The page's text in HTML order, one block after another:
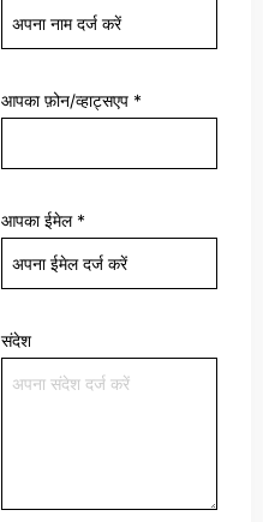
आपका फ़ोन/व्हाट्सएप *
आपका ईमेल *
संदेश